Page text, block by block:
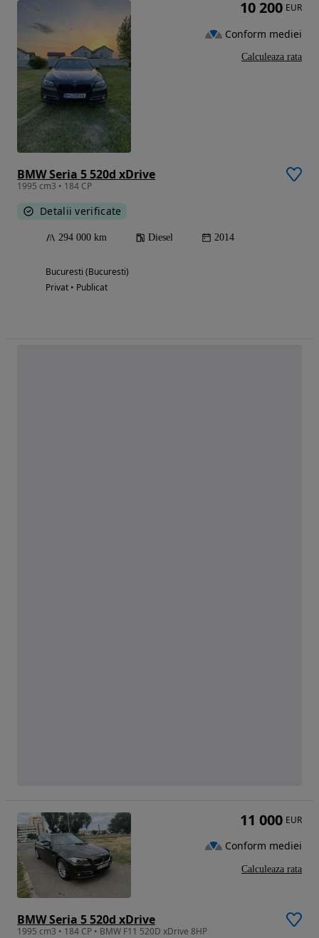
BMW Seria 5 520d xDrive
1995 cm3 • 184 CP
Detalii verificate
294 000 km Diesel 2014
Bucuresti (Bucuresti)
Privat • Publicat
10 200 EUR
Conform mediei
Calculeaza rata
BMW Seria 5 520d xDrive
1995 cm3 • 184 CP • BMW F11 520D xDrive 8HP
11 000 EUR
Conform mediei
Calculeaza rata